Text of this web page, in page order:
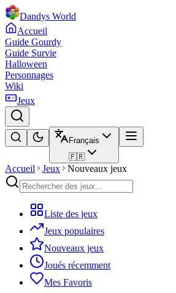
Dandys World
Accueil
Guide Gourdy
Guide Survie
Halloween
Personnages
Wiki
Jeux
Français
🇫🇷
Accueil Jeux Nouveaux jeux
Liste des jeux
Jeux populaires
Nouveaux jeux
Joués récemment
Mes Favoris